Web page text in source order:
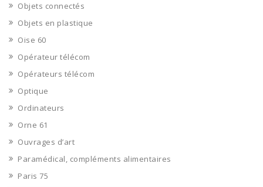
Objets connectés
Objets en plastique
Oise 60
Opérateur télécom
Opérateurs télécom
Optique
Ordinateurs
Orne 61
Ouvrages d’art
Paramédical, compléments alimentaires
Paris 75